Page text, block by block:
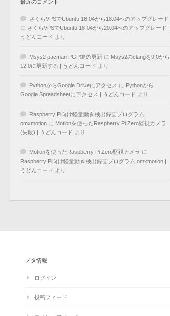
最近のコメント
さくらVPSでUbuntu 16.04から18.04へのアップグレード
に さくらVPSでUbuntu 18.04から20.04へのアップグレード |
うどんコード より
Msys2 pacman PGP鍵の更新 に Msys2のclangを9.0から
12.0に更新する | うどんコード より
PythonからGoogle Driveにアクセス に Pythonから
Google Spreadsheetにアクセス | うどんコード より
Raspberry Pi向け軽量動き検出録画プログラム
omxmotion に Motionを使ったRaspberry Pi Zero監視カメラ
(失敗) | うどんコード より
Motionを使ったRaspberry Pi Zero監視カメラ に
Raspberry Pi向け軽量動き検出録画プログラム omxmotion |
うどんコード より
メタ情報
ログイン
投稿フィード